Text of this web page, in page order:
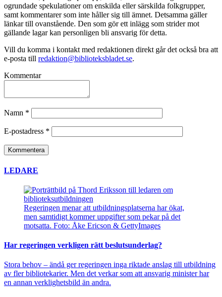
ogrundade spekulationer om enskilda eller särskilda folkgrupper,
samt kommentarer som inte håller sig till ämnet. Detsamma gäller
länkar till ovanstående. Den som gör ett inlägg som strider mot
gällande lagar kan personligen bli ansvarig för detta.
Vill du komma i kontakt med redaktionen direkt går det också bra att
e-posta till redaktion@biblioteksbladet.se.
Kommentar
Namn *
E-postadress *
LEDARE
Regeringen menar att utbildningsplatserna har ökat,
men samtidigt kommer uppgifter som pekar på det
motsatta. Foto: Åke Ericson & GettyImages
Har regeringen verkligen rätt beslutsunderlag?
Stora behov – ändå ger regeringen inga riktade anslag till utbildning
av fler bibliotekarier. Men det verkar som att ansvarig minister har
en annan verklighetsbild än andra.